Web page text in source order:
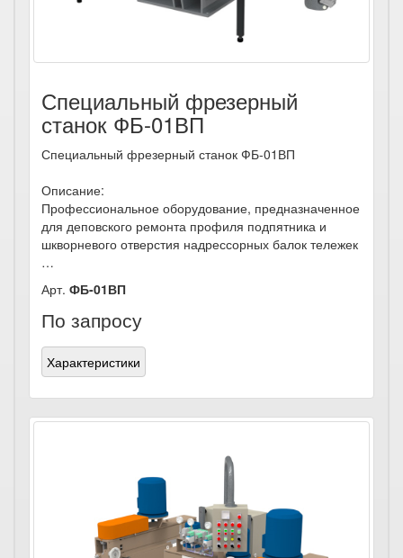
Специальный фрезерный
станок ФБ-01ВП
Специальный фрезерный станок ФБ-01ВП
Описание:
Профессиональное оборудование, предназначенное
для деповского ремонта профиля подпятника и
шкворневого отверстия надрессорных балок тележек
…
Арт. ФБ-01ВП
По запросу
Характеристики